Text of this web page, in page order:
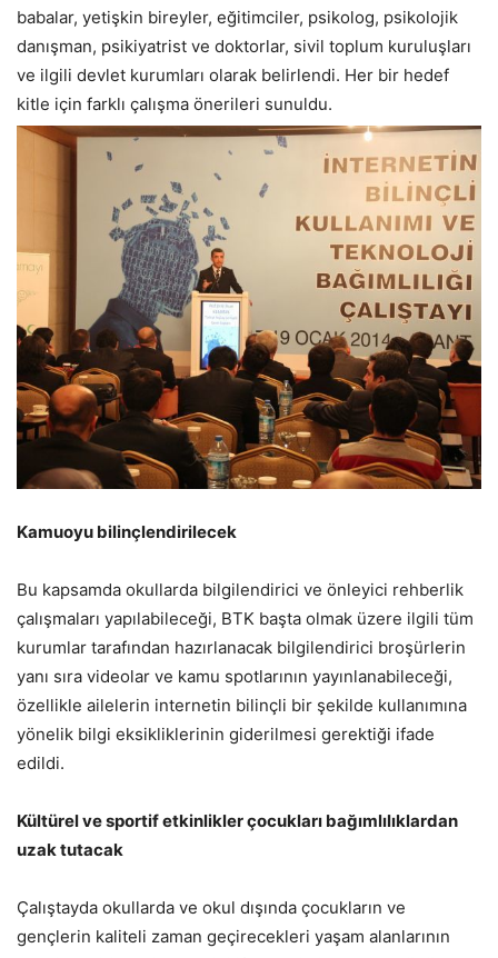
babalar, yetişkin bireyler, eğitimciler, psikolog, psikolojik
danışman, psikiyatrist ve doktorlar, sivil toplum kuruluşları
ve ilgili devlet kurumları olarak belirlendi. Her bir hedef
kitle için farklı çalışma önerileri sunuldu.
Kamuoyu bilinçlendirilecek
Bu kapsamda okullarda bilgilendirici ve önleyici rehberlik
çalışmaları yapılabileceği, BTK başta olmak üzere ilgili tüm
kurumlar tarafından hazırlanacak bilgilendirici broşürlerin
yanı sıra videolar ve kamu spotlarının yayınlanabileceği,
özellikle ailelerin internetin bilinçli bir şekilde kullanımına
yönelik bilgi eksikliklerinin giderilmesi gerektiği ifade
edildi.
Kültürel ve sportif etkinlikler çocukları bağımlılıklardan
uzak tutacak
Çalıştayda okullarda ve okul dışında çocukların ve
gençlerin kaliteli zaman geçirecekleri yaşam alanlarının